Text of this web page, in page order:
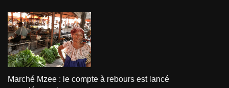
Marché Mzee : le compte à rebours est lancé